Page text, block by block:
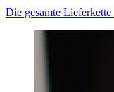
Die gesamte